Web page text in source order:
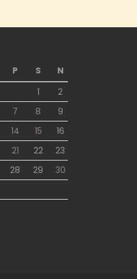
P S
N
1
2
7 8
9
14 15
16
21 22
23
28 29
30